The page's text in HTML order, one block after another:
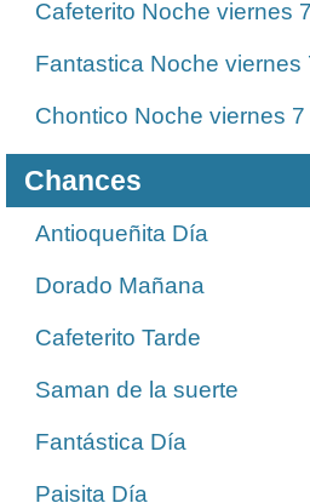
Cafeterito Noche viernes
Fantastica Noche viernes
Chontico Noche viernes
Chances
Antioqueñita Día
Dorado Mañana
Cafeterito Tarde
Saman de la suerte
Fantástica Día
Paisita Día